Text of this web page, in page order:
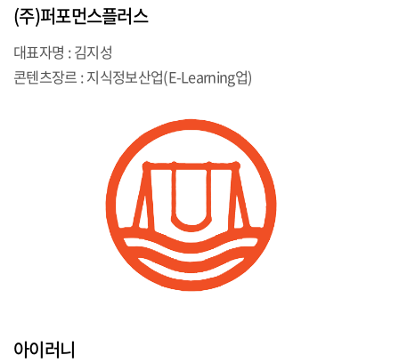
(주)퍼포먼스플러스
대표자명 : 김지성
콘텐츠장르 : 지식정보산업(E-Learning업)
아이러니